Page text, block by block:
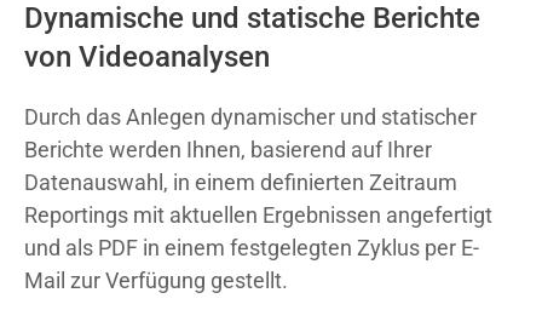
Dynamische und statische Berichte
von Videoanalysen
Durch das Anlegen dynamischer und statischer
Berichte werden Ihnen, basierend auf Ihrer
Datenauswahl, in einem definierten Zeitraum
Reportings mit aktuellen Ergebnissen angefertigt
und als PDF in einem festgelegten Zyklus per E-
Mail zur Verfügung gestellt.